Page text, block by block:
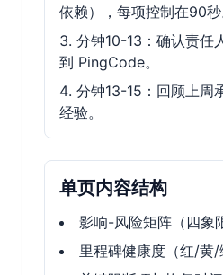
依赖），每项控制在90秒
分钟10-13：确认责任
到 PingCode。
分钟13-15：回顾上周
经验。
单页内容结构
影响-风险矩阵（四象
里程碑健康度（红/黄/